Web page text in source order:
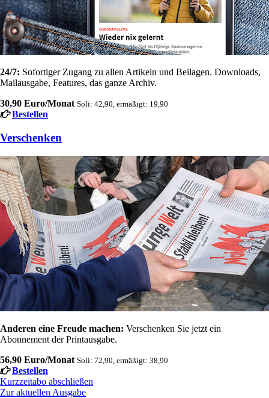
24/7: Sofortiger Zugang zu allen Artikeln und Beilagen. Downloads,
Mailausgabe, Features, das ganze Archiv.
30,90 Euro/Monat Soli: 42,90, ermäßigt: 19,90
Bestellen
Verschenken
Anderen eine Freude machen: Verschenken Sie jetzt ein
Abonnement der Printausgabe.
56,90 Euro/Monat Soli: 72,90, ermäßigt: 38,90
Bestellen
Kurzzeitabo abschließen
Zur aktuellen Ausgabe